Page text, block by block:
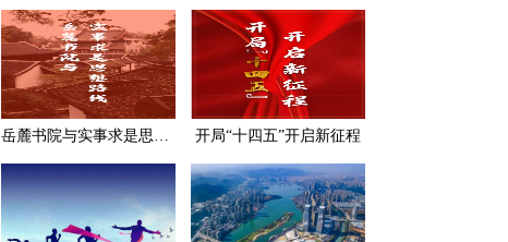
岳麓书院与实事求是思想路线 开局“十四五”开启新征程